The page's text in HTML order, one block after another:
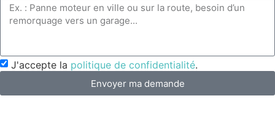
J'accepte la politique de confidentialité.
Envoyer ma demande